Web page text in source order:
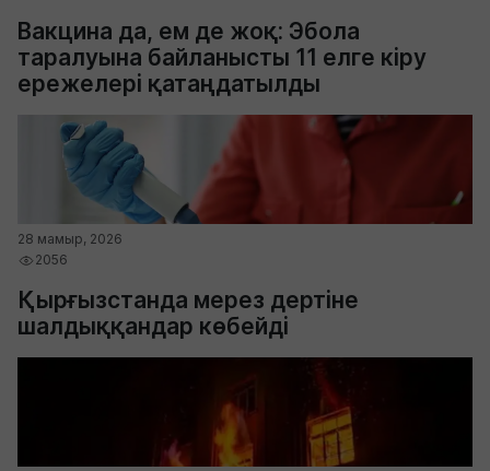
Вакцина да, ем де жоқ: Эбола
таралуына байланысты 11 елге кіру
ережелері қатаңдатылды
28 мамыр, 2026
2056
Қырғызстанда мерез дертіне
шалдыққандар көбейді